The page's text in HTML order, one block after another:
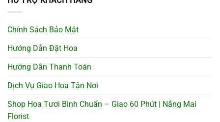
Chính Sách Bảo Mật
Hướng Dẫn Đặt Hoa
Hướng Dẫn Thanh Toán
Dịch Vụ Giao Hoa Tận Nơi
Shop Hoa Tươi Bình Chuẩn – Giao 60 Phút | Nắng Mai
Florist